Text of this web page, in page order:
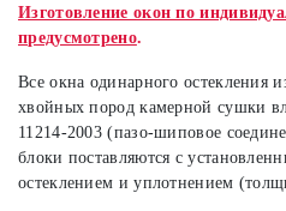
Изготовление окон по
предусмотрено.
Все окна одинарного остекления
хвойных пород камерной сушки
11214-2003 (пазо-шиповое
блоки поставляются с
остеклением и уплотнением